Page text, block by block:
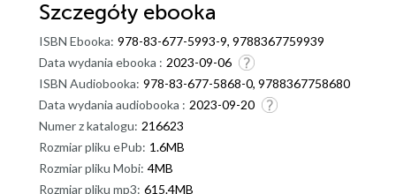
Szczegóły ebooka
ISBN Ebooka: 978-83-677-5993-9, 9788367759939
Data wydania ebooka : 2023-09-06
ISBN Audiobooka: 978-83-677-5868-0, 9788367758680
Data wydania audiobooka : 2023-09-20
Numer z katalogu: 216623
Rozmiar pliku ePub: 1.6MB
Rozmiar pliku Mobi: 4MB
Rozmiar pliku mp3: 615.4MB